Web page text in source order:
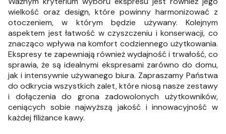
wielkość oraz design, które powinny harmonizować z
otoczeniem, w którym będzie używany. Kolejnym
aspektem jest łatwość w czyszczeniu i konserwacji, co
znacząco wpływa na komfort codziennego użytkowania.
Ekspresy te zapewniają również wydajność i trwałość, co
sprawia, że są idealnymi ekspresami zarówno do domu,
jak i intensywnie używanego biura. Zapraszamy Państwa
do odkrycia wszystkich zalet, które niosą nasze zestawy
i dołączenia do grona zadowolonych użytkowników,
ceniących sobie najwyższą jakość i innowacyjność w
każdej filiżance kawy.